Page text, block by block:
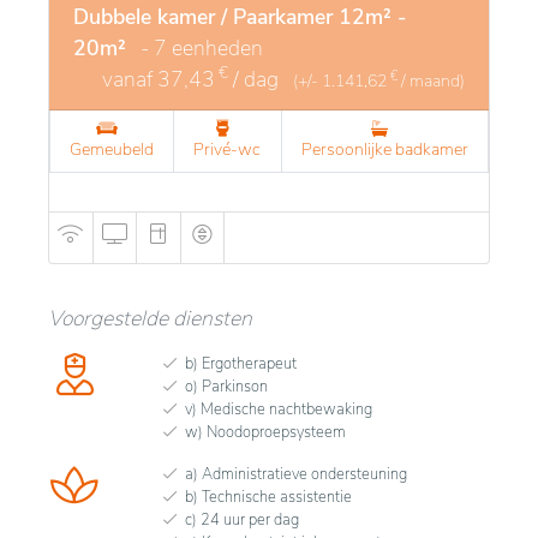
Dubbele kamer / Paarkamer 12m² -
20m² - 7 eenheden
vanaf37,43 € / dag (+/- 1.141,62 € / maand)
Gemeubeld Privé-wc Persoonlijke badkamer
Voorgestelde diensten
b) Ergotherapeut
o) Parkinson
v) Medische nachtbewaking
w) Noodoproepsysteem
a) Administratieve ondersteuning
b) Technische assistentie
c) 24 uur per dag